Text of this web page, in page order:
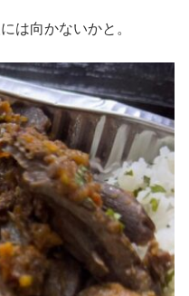
は向かないかと。